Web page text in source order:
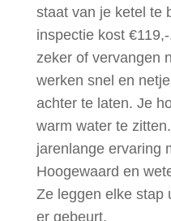
staat van je ketel te
inspectie kost
zeker of vervangen
werken snel en
achter te laten. Je
warm water te
jarenlange ervaring
Hoogewaard en
Ze leggen elke stap
er gebeurt.